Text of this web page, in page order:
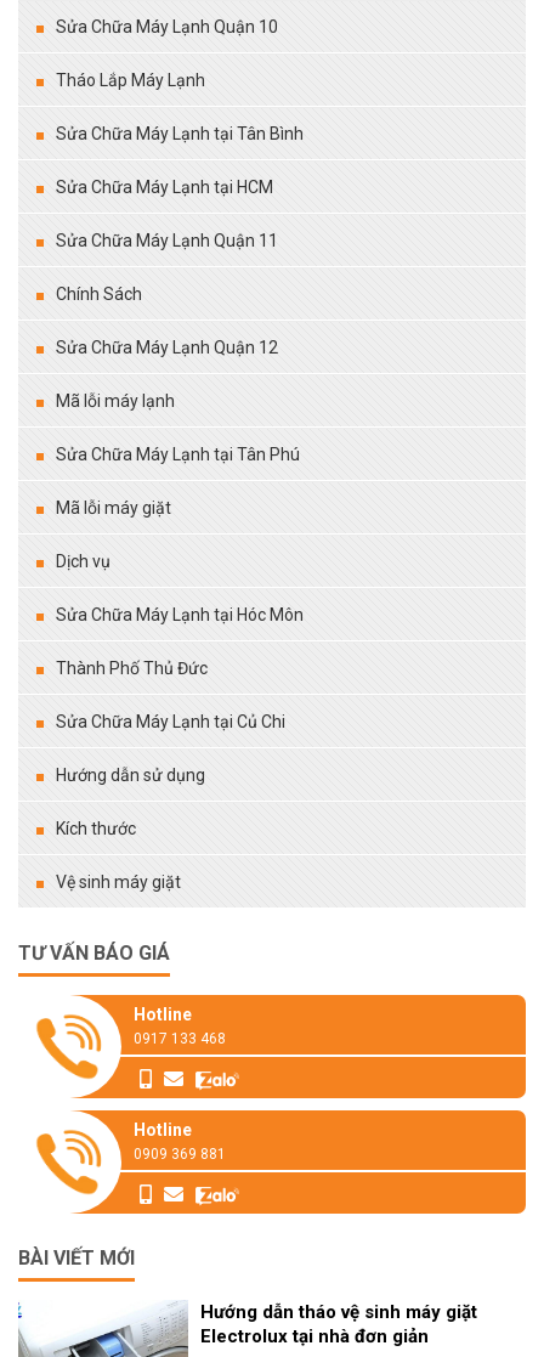
Sửa Chữa Máy Lạnh Quận 10
Tháo Lắp Máy Lạnh
Sửa Chữa Máy Lạnh tại Tân Bình
Sửa Chữa Máy Lạnh tại HCM
Sửa Chữa Máy Lạnh Quận 11
Chính Sách
Sửa Chữa Máy Lạnh Quận 12
Mã lỗi máy lạnh
Sửa Chữa Máy Lạnh tại Tân Phú
Mã lỗi máy giặt
Dịch vụ
Sửa Chữa Máy Lạnh tại Hóc Môn
Thành Phố Thủ Đức
Sửa Chữa Máy Lạnh tại Củ Chi
Hướng dẫn sử dụng
Kích thước
Vệ sinh máy giặt
TƯ VẤN BÁO GIÁ
Hotline
0917 133 468
Hotline
0909 369 881
BÀI VIẾT MỚI
Hướng dẫn tháo vệ sinh máy giặt
Electrolux tại nhà đơn giản